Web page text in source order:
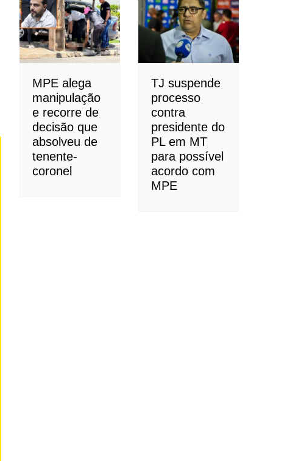
MPE alega
manipulação
e recorre de
decisão que
absolveu de
tenente-
coronel
TJ suspende
processo
contra
presidente do
PL em MT
para possível
acordo com
MPE